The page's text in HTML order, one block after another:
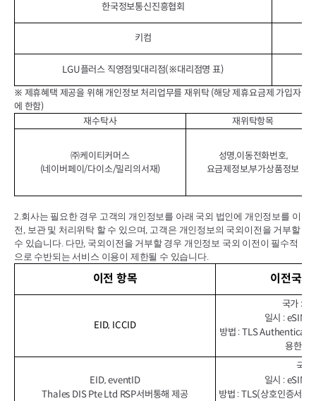
한국정보통신진흥협회
키컴
LGU플러스 직영점및대리점(※대리점명 표)
※ 제휴혜택 제공을 위해 개인정보 처리업무를 재위탁 (해당 제휴요금제 가입자
에 한함)
재수탁사
재위탁항목
㈜케이티커머스
(네이버페이/다이소/밀리의서재)
성명,이동전화번호,
요금제정보,부가상품정보
2.회사는 필요한 경우 고객의 개인정보를 아래 국외 법인에 개인정보를 이
전, 보관 및 처리위탁 할 수 있으며, 고객은 개인정보의 국외이전을 거부할
수 있습니다. 다만, 국외이전을 거부할 경우 개인정보 국외 이전이 필수적
으로 수반되는 서비스 이용이 제한될 수 있습니다.
이전 항목 이전국가
EID, ICCID
국가 : 벨
일시 : eSIM
방법 : TLS
용한 원
EID, eventID
Thales DIS Pte Ltd RSP서버통해 제공
국가
일시 : eSIM
방법 : TLS(상호인증서기